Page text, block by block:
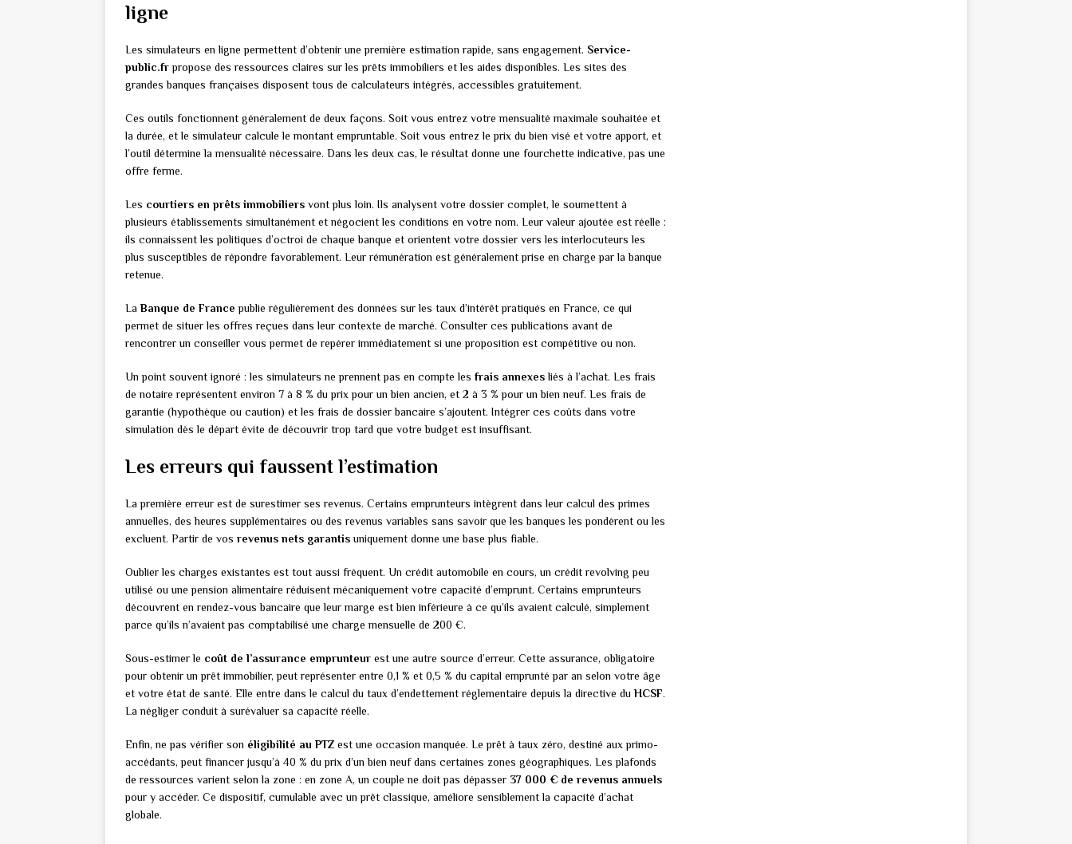
ligne
Les simulateurs en ligne permettent d’obtenir une première estimation rapide, sans engagement. Service-
public.frpropose des ressources claires sur les prêts immobiliers et les aides disponibles. Les sites des
grandes banques françaises disposent tous de calculateurs intégrés, accessibles gratuitement.
Ces outils fonctionnent généralement de deux façons. Soit vous entrez votre mensualité maximale souhaitée et
la durée, et le simulateur calcule le montant empruntable. Soit vous entrez le prix du bien visé et votre apport, et
l’outil détermine la mensualité nécessaire. Dans les deux cas, le résultat donne une fourchette indicative, pas une
offre ferme.
Les courtiers en prêts immobiliers vont plus loin. Ils analysent votre dossier complet, le soumettent à
plusieurs établissements simultanément et négocient les conditions en votre nom. Leur valeur ajoutée est réelle :
ils connaissent les politiques d’octroi de chaque banque et orientent votre dossier vers les interlocuteurs les
plus susceptibles de répondre favorablement. Leur rémunération est généralement prise en charge par la banque
retenue.
LaBanque de France publie régulièrement des données sur les taux d’intérêt pratiqués en France, ce qui
permet de situer les offres reçues dans leur contexte de marché. Consulter ces publications avant de
rencontrer un conseiller vous permet de repérer immédiatement si une proposition est compétitive ou non.
Un point souvent ignoré : les simulateurs ne prennent pas en compte les frais annexesliés à l’achat. Les frais
de notaire représentent environ 7 à 8 % du prix pour un bien ancien, et 2 à 3 % pour un bien neuf. Les frais de
garantie (hypothèque ou caution) et les frais de dossier bancaire s’ajoutent. Intégrer ces coûts dans votre
simulation dès le départ évite de découvrir trop tard que votre budget est insuffisant.
Les erreurs qui faussent l’estimation
La première erreur est de surestimer ses revenus. Certains emprunteurs intègrent dans leur calcul des primes
annuelles, des heures supplémentaires ou des revenus variables sans savoir que les banques les pondèrent ou les
excluent. Partir de vos revenus nets garantisuniquement donne une base plus fiable.
Oublier les charges existantes est tout aussi fréquent. Un crédit automobile en cours, un crédit revolving peu
utilisé ou une pension alimentaire réduisent mécaniquement votre capacité d’emprunt. Certains emprunteurs
découvrent en rendez-vous bancaire que leur marge est bien inférieure à ce qu’ils avaient calculé, simplement
parce qu’ils n’avaient pas comptabilisé une charge mensuelle de 200 €.
Sous-estimer le coût de l’assurance emprunteur est une autre source d’erreur. Cette assurance, obligatoire
pour obtenir un prêt immobilier, peut représenter entre 0,1 % et 0,5 % du capital emprunté par an selon votre âge
et votre état de santé. Elle entre dans le calcul du taux d’endettement réglementaire depuis la directive duHCSF.
La négliger conduit à surévaluer sa capacité réelle.
Enfin, ne pas vérifier son éligibilité au PTZ est une occasion manquée. Le prêt à taux zéro, destiné aux primo-
accédants, peut financer jusqu’à 40 % du prix d’un bien neuf dans certaines zones géographiques. Les plafonds
de ressources varient selon la zone : en zone A, un couple ne doit pas dépasser 37 000 € de revenus annuels
pour y accéder. Ce dispositif, cumulable avec un prêt classique, améliore sensiblement la capacité d’achat
globale.